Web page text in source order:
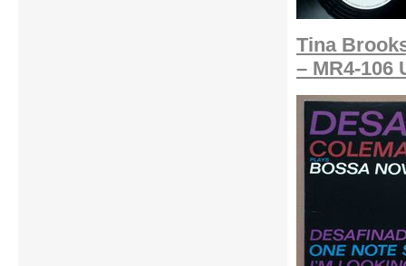
Tina
– MR4-106